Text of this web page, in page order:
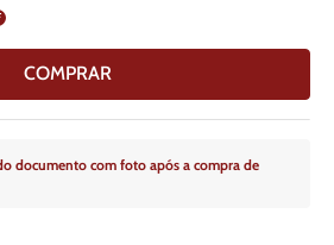
COMPRAR
documento com foto após a compra de